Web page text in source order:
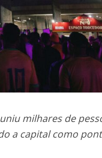
milhares de
a capital como